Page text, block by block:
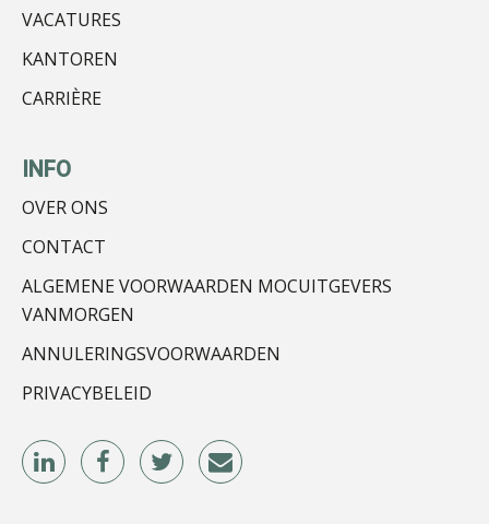
Edwin de Witte
VACATURES
KANTOREN
CARRIÈRE
INFO
OVER ONS
CONTACT
ALGEMENE VOORWAARDEN MOCUITGEVERS
VANMORGEN
ANNULERINGSVOORWAARDEN
PRIVACYBELEID